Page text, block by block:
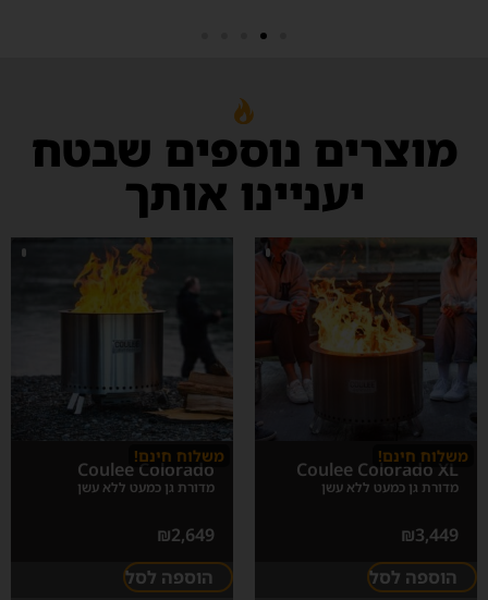
מוצרים נוספים שבטח
יעניינו אותך
משלוח חינם!
Coulee Colorado XL
מדורת גן כמעט ללא עשן
₪3,449
הוספה לסל
משלוח חינם!
Coulee Colorado
מדורת גן כמעט ללא עשן
₪2,649
הוספה לסל